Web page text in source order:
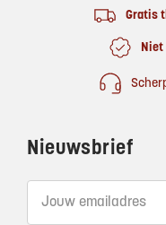
Gratis
Niet
Nieuwsbrief